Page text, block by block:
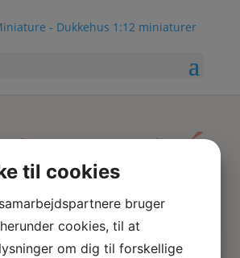
entré
Søg
til cookies
bruger
cookies, til at
om dig til forskellige